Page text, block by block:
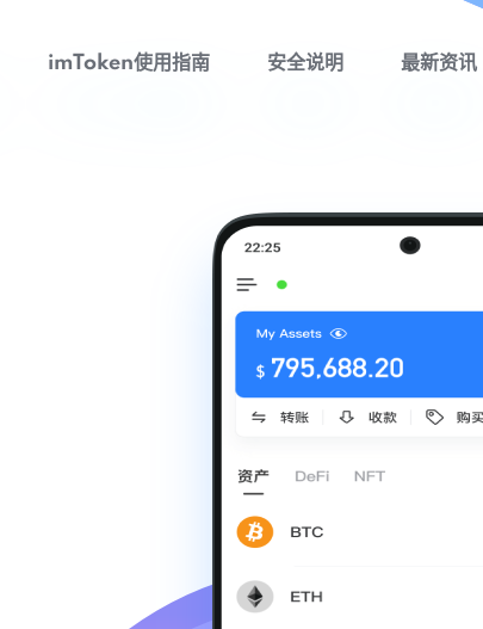
imToken使用指南 安全说明 最新资讯